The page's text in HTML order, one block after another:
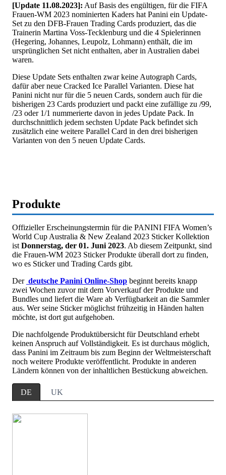
[Update 11.08.2023]: Auf Basis des engültigen, für die FIFA
Frauen-WM 2023 nominierten Kaders hat Panini ein Update-
Set zu den DFB-Frauen Trading Cards produziert, das die
Trainerin Martina Voss-Tecklenburg und die 4 Spielerinnen
(Hegering, Johannes, Leupolz, Lohmann) enthält, die im
ursprünglichen Set nicht enthalten, aber in Australien dabei
waren.
Diese Update Sets enthalten zwar keine Autograph Cards,
dafür aber neue Cracked Ice Parallel Varianten. Diese hat
Panini nicht nur für die 5 neuen Cards, sondern auch für die
bisherigen 23 Cards produziert und packt eine zufällige zu /99,
/23 oder 1/1 nummerierte davon in jedes Update Pack. In
durchschnittlich jedem sechsten Update Pack befindet sich
zusätzlich eine weitere Parallel Card in den drei bisherigen
Varianten von den 5 neuen Update Cards.
Produkte
Offizieller Erscheinungstermin für die PANINI FIFA Women’s
World Cup Australia & New Zealand 2023 Sticker Kollektion
ist Donnerstag, der 01. Juni 2023. Ab diesem Zeitpunkt, sind
die Frauen-WM 2023 Sticker Produkte überall dort zu finden,
wo es Sticker und Trading Cards gibt.
Der deutsche Panini Online-Shop beginnt bereits knapp
zwei Wochen zuvor mit dem Vorverkauf der Produkte und
Bundles und liefert die Ware ab Verfügbarkeit an die Sammler
aus. Wer seine Sticker möglichst frühzeitig in Händen halten
möchte, ist dort gut aufgehoben.
Die nachfolgende Produktübersicht für Deutschland erhebt
keinen Anspruch auf Vollständigkeit. Es ist durchaus möglich,
dass Panini im Zeitraum bis zum Beginn der Weltmeisterschaft
noch weitere Produkte veröffentlicht. Produkte in anderen
Ländern können von der inhaltlichen Bestückung abweichen.
DE UK